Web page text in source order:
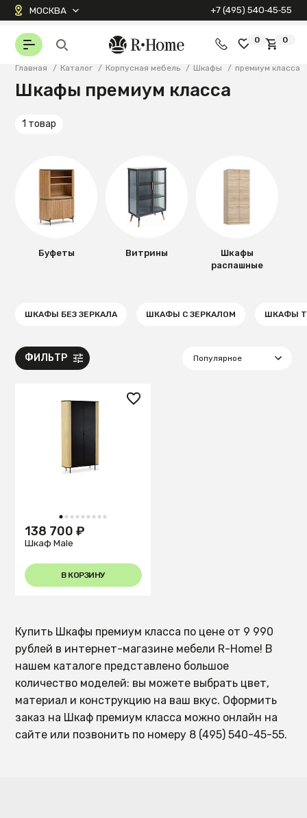
МОСКВА +7 (495) 540‑45‑55
0 0
Главная / Каталог / Корпусная мебель / Шкафы / премиум класса
Шкафы премиум класса
1 товар
Буфеты Витрины
Шкафы
распашные
ШКАФЫ БЕЗ ЗЕРКАЛА ШКАФЫ С ЗЕРКАЛОМ ШКАФЫ
ФИЛЬТР
1 2 3 4 5 6 7 8 9
138 700 ₽
Шкаф Male
В КОРЗИНУ
Купить Шкафы премиум класса по цене от 9 990
рублей в интернет-магазине мебели R-Home! В
нашем каталоге представлено большое
количество моделей: вы можете выбрать цвет,
материал и конструкцию на ваш вкус. Оформить
заказ на Шкаф премиум класса можно онлайн на
сайте или позвонить по номеру 8 (495) 540-45-55.